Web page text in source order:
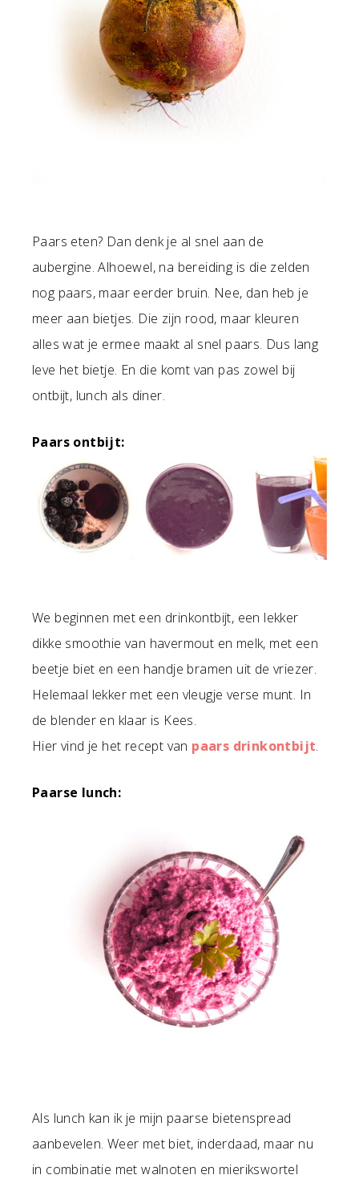
Paars eten? Dan denk je al snel aan de
aubergine. Alhoewel, na bereiding is die zelden
nog paars, maar eerder bruin. Nee, dan heb je
meer aan bietjes. Die zijn rood, maar kleuren
alles wat je ermee maakt al snel paars. Dus lang
leve het bietje. En die komt van pas zowel bij
ontbijt, lunch als diner.
Paars ontbijt:
We beginnen met een drinkontbijt, een lekker
dikke smoothie van havermout en melk, met een
beetje biet en een handje bramen uit de vriezer.
Helemaal lekker met een vleugje verse munt. In
de blender en klaar is Kees.
Hier vind je het recept van paars drinkontbijt.
Paarse lunch:
Als lunch kan ik je mijn paarse bietenspread
aanbevelen. Weer met biet, inderdaad, maar nu
in combinatie met walnoten en mierikswortel